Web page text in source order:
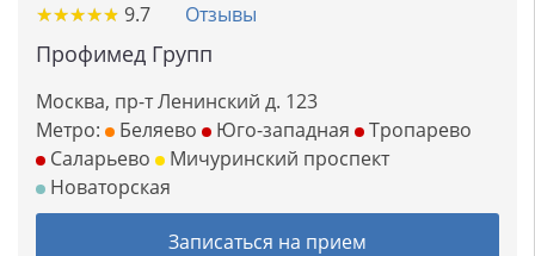
★★★★★
★★★★★ 9.7 Отзывы
Профимед Групп
Москва, пр-т Ленинский д. 123
Метро:
Беляево Юго-западная
Тропарево
Саларьево
Мичуринский проспект
Новаторская
Записаться на прием